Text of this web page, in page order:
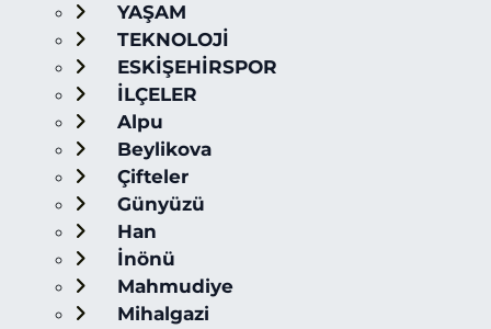
YAŞAM
TEKNOLOJİ
ESKİŞEHİRSPOR
İLÇELER
Alpu
Beylikova
Çifteler
Günyüzü
Han
İnönü
Mahmudiye
Mihalgazi